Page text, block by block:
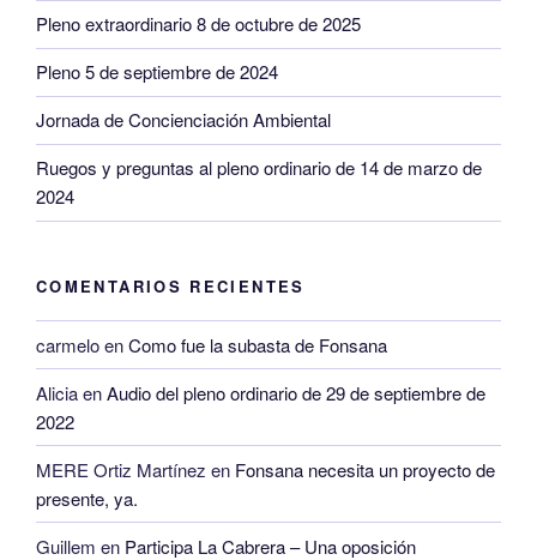
Pleno extraordinario 8 de octubre de 2025
Pleno 5 de septiembre de 2024
Jornada de Concienciación Ambiental
Ruegos y preguntas al pleno ordinario de 14 de marzo de
2024
COMENTARIOS RECIENTES
carmeloenComo fue la subasta de Fonsana
AliciaenAudio del pleno ordinario de 29 de septiembre de
2022
MERE Ortiz Martínez en Fonsana necesita un proyecto de
presente, ya.
Guillem en Participa La Cabrera – Una oposición